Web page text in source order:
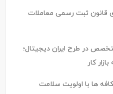
قانون ثبت رسمی معاملات
۵۰۰ هزار متخصص در طرح ایران دیجیتال؛
ها با اولویت سلامت